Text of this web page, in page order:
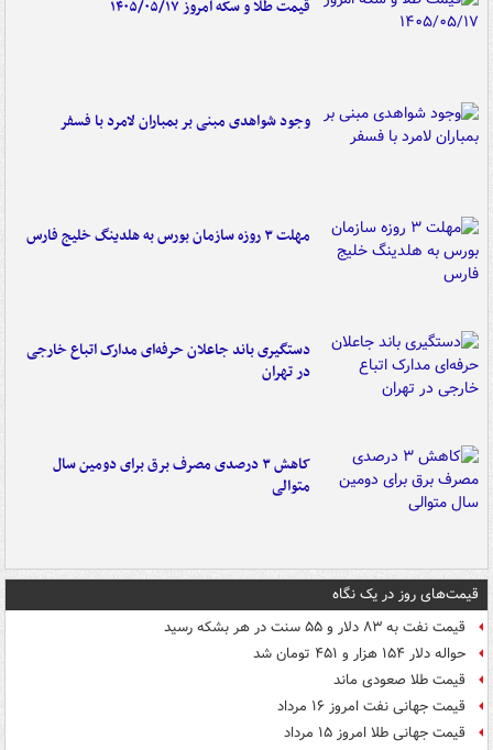
قیمت طلا و سکه امروز ۱۴۰۵/۰۵/۱۷
وجود شواهدی مبنی بر بمباران لامرد با فسفر
مهلت ۳ روزه سازمان بورس به هلدینگ خلیج فارس
دستگیری باند جاعلان حرفه‌ای مدارک اتباع خارجی
در تهران
کاهش ۳ درصدی مصرف برق برای دومین سال
متوالی
قیمت‌های روز در یک نگاه
قیمت نفت به ۸۳ دلار و ۵۵ سنت در هر بشکه رسید
حواله دلار ۱۵۴ هزار و ۴۵۱ تومان شد
قیمت طلا صعودی ماند
قیمت جهانی نفت امروز ۱۶ مرداد
قیمت جهانی طلا امروز ۱۵ مرداد